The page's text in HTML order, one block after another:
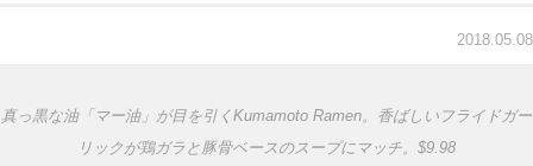
2018.05.08
真っ黒な油「マー油」が目を引くKumamoto Ramen。香ばしいフライドガー
リックが鶏ガラと豚骨ベースのスープにマッチ。$9.98